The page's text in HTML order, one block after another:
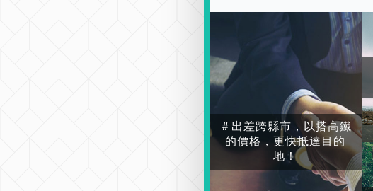
＃出差跨縣市，以搭高鐵
的價格，更快抵達目的
地！